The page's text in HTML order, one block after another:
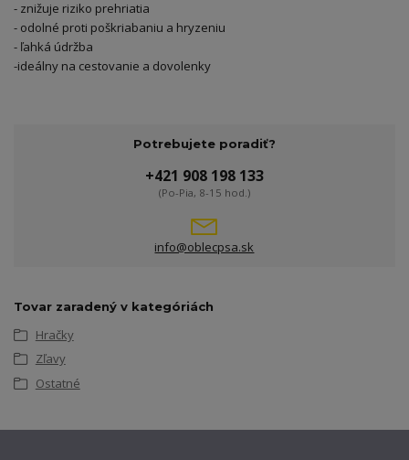
- znižuje riziko prehriatia
- odolné proti poškriabaniu a hryzeniu
- ľahká údržba
-ideálny na cestovanie a dovolenky
Potrebujete poradiť?
+421 908 198 133
(Po-Pia, 8-15 hod.)
info@oblecpsa.sk
Tovar zaradený v kategóriách
Hračky
Zľavy
Ostatné